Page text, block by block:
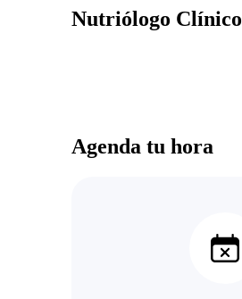
Nutriólogo Clínico
Agenda tu hora